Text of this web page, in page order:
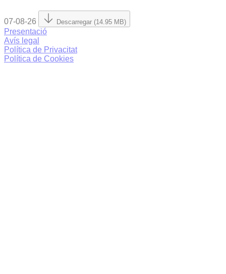
07-08-26 Descarregar (14.95 MB)
Presentació
Avís legal
Política de Privacitat
Política de Cookies